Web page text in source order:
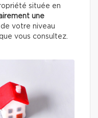
située en
une
votre niveau
vous consultez.